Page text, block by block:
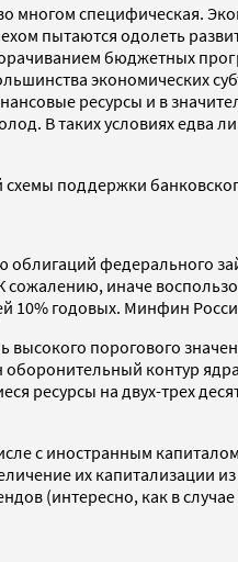
многом специфическая.
пытаются одолеть
бюджетных
экономических
ресурсы и в
В таких условиях
поддержки
федерального
сожалению, иначе
годовых. Минфин
порогового
оборонительный контур
ресурсы на двух-трех
с иностранным
их капитализации
(интересно, как в